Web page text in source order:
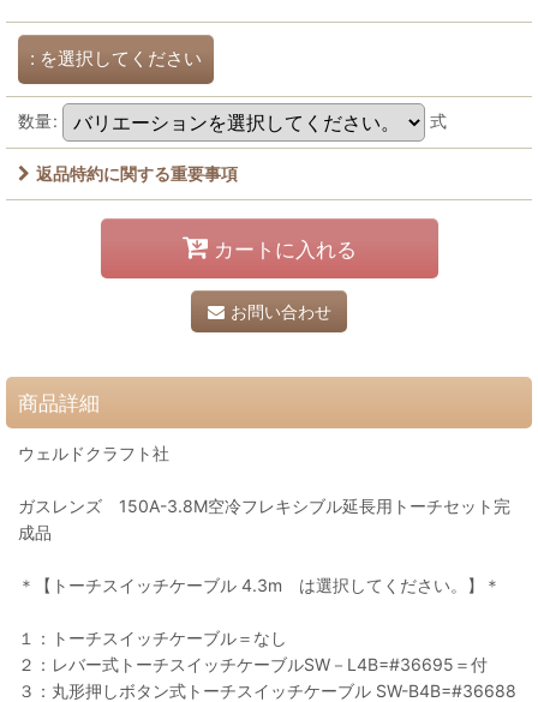
: を選択してください
数量: 式
返品特約に関する重要事項
カートに入れる
お問い合わせ
商品詳細
ウェルドクラフト社
ガスレンズ 150A-3.8M空冷フレキシブル延長用トーチセット完
成品
＊【トーチスイッチケーブル 4.3m は選択してください。】＊
１：トーチスイッチケーブル＝なし
２：レバー式トーチスイッチケーブルSW－L4B=#36695＝付
３：丸形押しボタン式トーチスイッチケーブル SW-B4B=#36688